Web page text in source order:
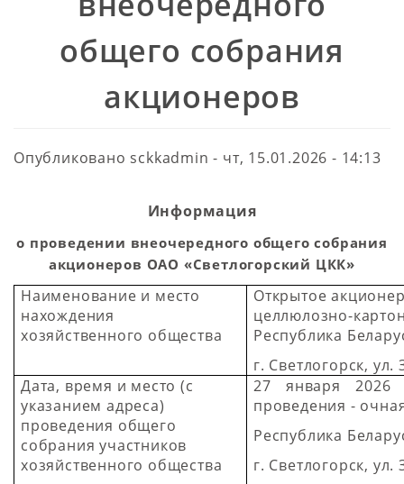
общего собрания
акционеров
Опубликованоsckkadmin - чт, 15.01.2026 - 14:13
Информация
о проведении внеочередного общего собрания
акционеров ОАО «Светлогорский ЦКК»
Наименование и место
нахождения
хозяйственного общества
Открытое
целлюлозно-
Республика
г. Светлогорск, ул.
Дата, время и место (с
указанием адреса)
проведения общего
собрания участников
хозяйственного общества
27 января
проведения -
Республика
г. Светлогорск,